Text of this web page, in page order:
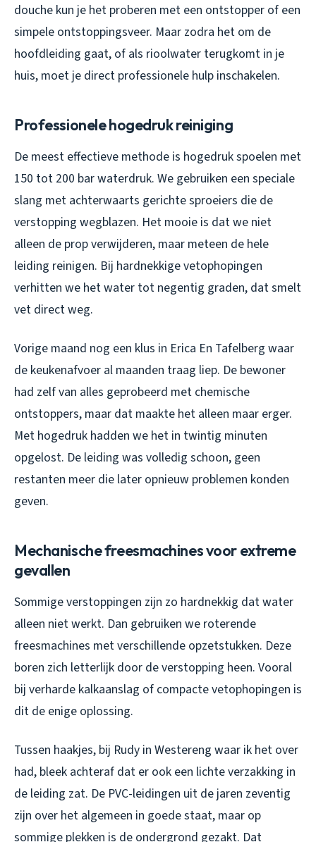
douche kun je het proberen met een ontstopper of een
simpele ontstoppingsveer. Maar zodra het om de
hoofdleiding gaat, of als rioolwater terugkomt in je
huis, moet je direct professionele hulp inschakelen.
Professionele hogedruk reiniging
De meest effectieve methode is hogedruk spoelen met
150 tot 200 bar waterdruk. We gebruiken een speciale
slang met achterwaarts gerichte sproeiers die de
verstopping wegblazen. Het mooie is dat we niet
alleen de prop verwijderen, maar meteen de hele
leiding reinigen. Bij hardnekkige vetophopingen
verhitten we het water tot negentig graden, dat smelt
vet direct weg.
Vorige maand nog een klus in Erica En Tafelberg waar
de keukenafvoer al maanden traag liep. De bewoner
had zelf van alles geprobeerd met chemische
ontstoppers, maar dat maakte het alleen maar erger.
Met hogedruk hadden we het in twintig minuten
opgelost. De leiding was volledig schoon, geen
restanten meer die later opnieuw problemen konden
geven.
Mechanische freesmachines voor extreme
gevallen
Sommige verstoppingen zijn zo hardnekkig dat water
alleen niet werkt. Dan gebruiken we roterende
freesmachines met verschillende opzetstukken. Deze
boren zich letterlijk door de verstopping heen. Vooral
bij verharde kalkaanslag of compacte vetophopingen is
dit de enige oplossing.
Tussen haakjes, bij Rudy in Westereng waar ik het over
had, bleek achteraf dat er ook een lichte verzakking in
de leiding zat. De PVC-leidingen uit de jaren zeventig
zijn over het algemeen in goede staat, maar op
sommige plekken is de ondergrond gezakt. Dat